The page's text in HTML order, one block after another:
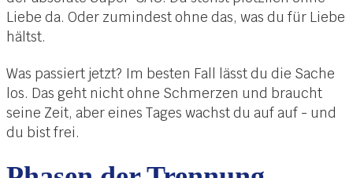
Liebe da. Oder zumindest ohne das, was du für Liebe
hältst.
Was passiert jetzt? Im besten Fall lässt du die Sache
los. Das geht nicht ohne Schmerzen und braucht
seine Zeit, aber eines Tages wachst du auf auf - und
du bist frei.